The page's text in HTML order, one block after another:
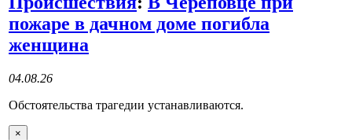
пожаре в дачном доме погибла
женщина
04.08.26
Обстоятельства трагедии устанавливаются.
×